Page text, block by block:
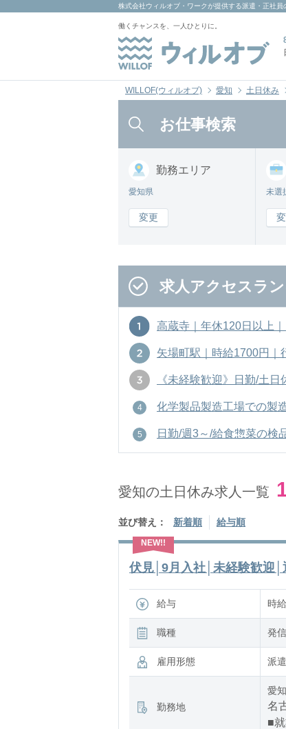
株式会社ウィルオブ・ワーク が提供する派遣・正社
働くチャンスを、一人ひとりに。
WILLOF(ウィルオブ) 愛知 土日休み
お仕事検索
勤務エリア
愛知県
変更
未選
求人アクセスラ
高蔵寺｜年休120日以上
矢場町駅｜時給1700円｜
《未経験歓迎》日勤/土
化学製品製造工場での製
日勤/週3～/給食惣菜の検
愛知の土日休み求人一覧
並び替え： 新着順 給与順
伏見│9月入社│未経験歓迎
給与 時
職種 発
雇用形態 派
勤務地
愛
名
■